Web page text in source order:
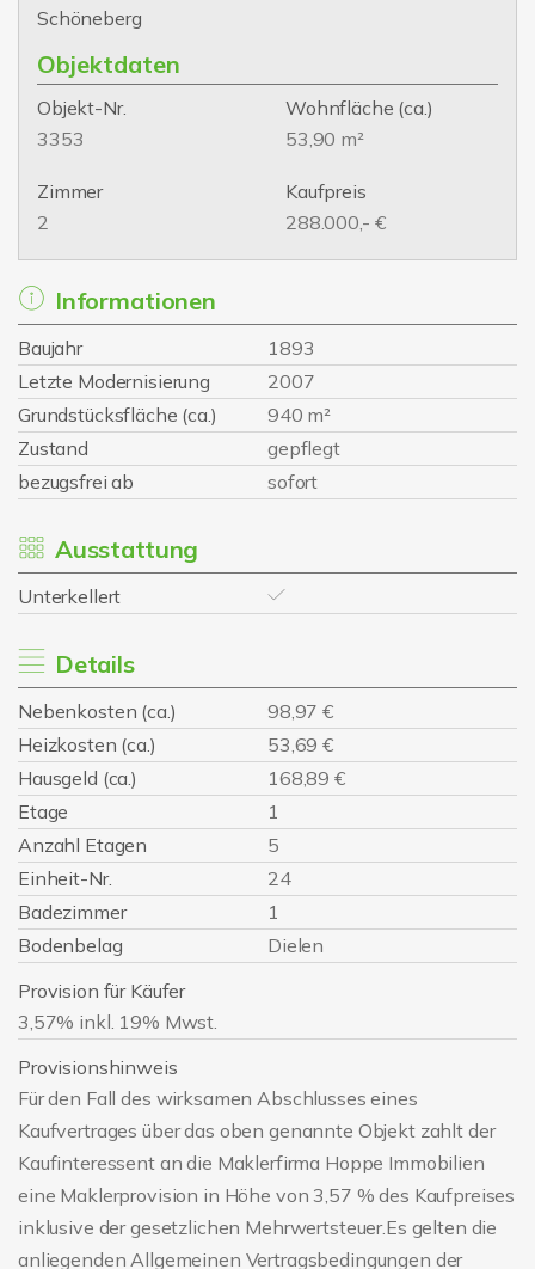
Schöneberg
Objektdaten
Objekt-Nr.
3353
Wohnfläche (ca.)
53,90 m²
Zimmer
2
Kaufpreis
288.000,- €
Informationen
Baujahr
1893
Letzte Modernisierung
2007
Grundstücksfläche (ca.)
940 m²
Zustand
gepflegt
bezugsfrei ab
sofort
Ausstattung
Unterkellert
Details
Nebenkosten (ca.)
98,97 €
Heizkosten (ca.)
53,69 €
Hausgeld (ca.)
168,89 €
Etage
1
Anzahl Etagen
5
Einheit-Nr.
24
Badezimmer
1
Bodenbelag
Dielen
Provision für Käufer
3,57% inkl. 19% Mwst.
Provisionshinweis
Für den Fall des wirksamen Abschlusses eines
Kaufvertrages über das oben genannte Objekt zahlt der
Kaufinteressent an die Maklerfirma Hoppe Immobilien
eine Maklerprovision in Höhe von 3,57 % des Kaufpreises
inklusive der gesetzlichen Mehrwertsteuer.Es gelten die
anliegenden Allgemeinen Vertragsbedingungen der